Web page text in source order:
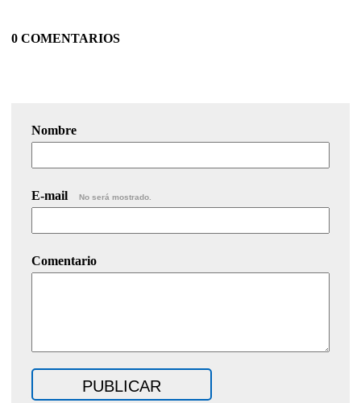
0 COMENTARIOS
Nombre
E-mail No será mostrado.
Comentario